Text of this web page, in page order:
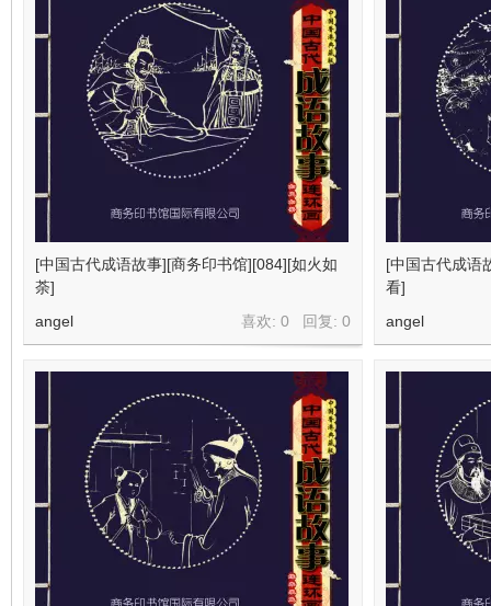
[中国古代成语故事][商务印书馆][084][如火如
荼]
喜欢: 0 回复: 0
angel
[中国古代成语
看]
angel